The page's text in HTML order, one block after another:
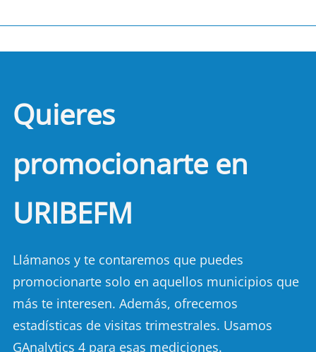
Quieres
promocionarte en
URIBEFM
Llámanos y te contaremos que puedes
promocionarte solo en aquellos municipios que
más te interesen. Además, ofrecemos
estadísticas de visitas trimestrales. Usamos
GAnalytics 4 para esas mediciones.